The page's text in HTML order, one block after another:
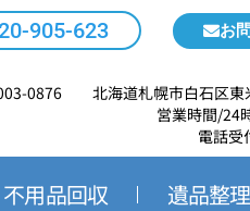
905-623 お
0876 北海道札幌市白石区東
営業時間/24
電話受
不用品回収 遺品整理